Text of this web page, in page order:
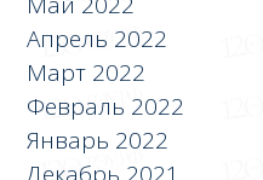
Апрель 2022
Март 2022
Февраль 2022
Январь 2022
Декабрь 2021